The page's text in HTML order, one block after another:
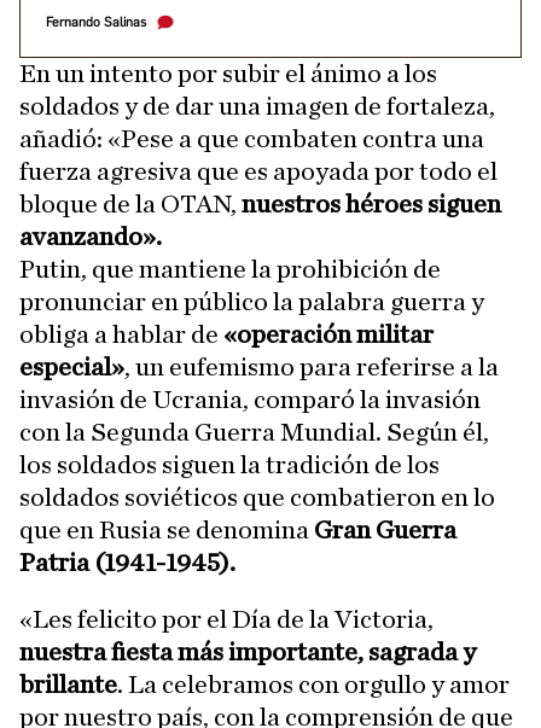
Fernando Salinas
En un intento por subir el ánimo a los
soldados y de dar una imagen de fortaleza,
añadió: «Pese a que combaten contra una
fuerza agresiva que es apoyada por todo el
bloque de la OTAN, nuestros héroes siguen
avanzando».
Putin, que mantiene la prohibición de
pronunciar en público la palabra guerra y
obliga a hablar de «operación militar
especial», un eufemismo para referirse a la
invasión de Ucrania, comparó la invasión
con la Segunda Guerra Mundial. Según él,
los soldados siguen la tradición de los
soldados soviéticos que combatieron en lo
que en Rusia se denomina Gran Guerra
Patria (1941-1945).
«Les felicito por el Día de la Victoria,
nuestra fiesta más importante, sagrada y
brillante. La celebramos con orgullo y amor
por nuestro país, con la comprensión de que